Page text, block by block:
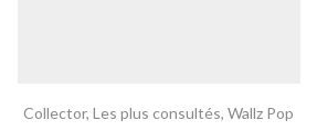
Collector,Les plus consultés,Wallz Pop